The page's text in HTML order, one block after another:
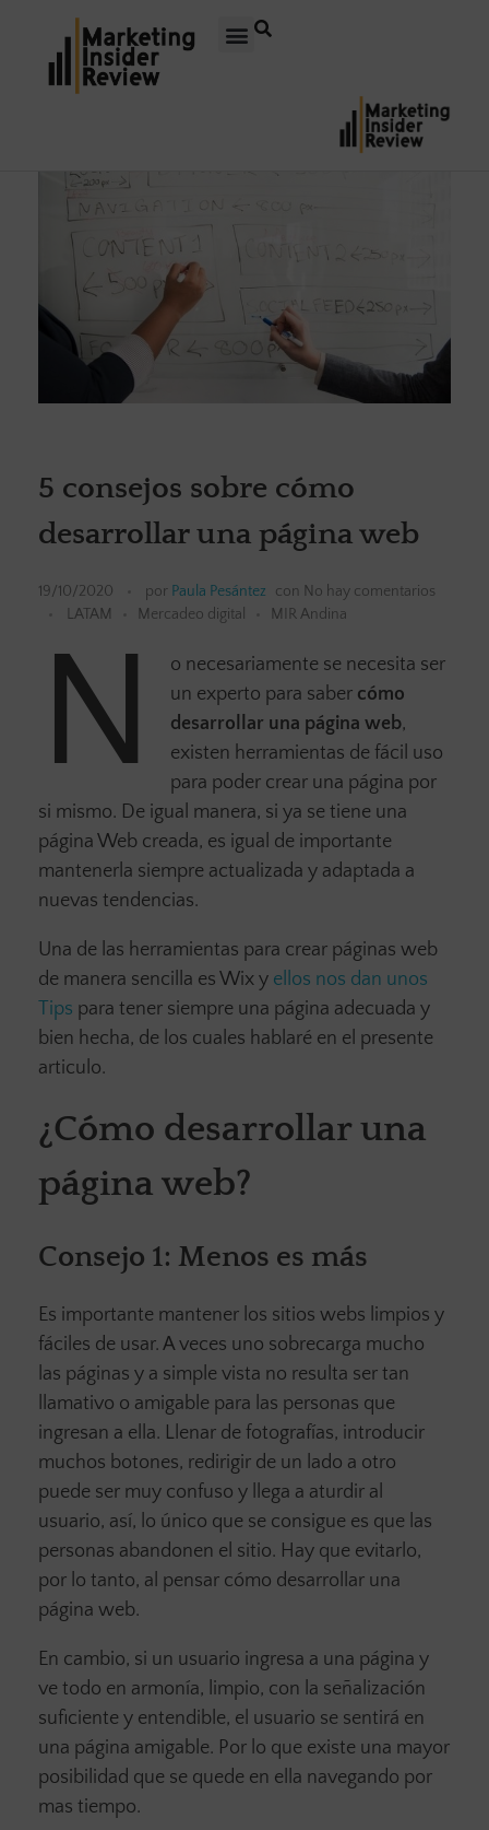
5 consejos sobre cómo
desarrollar una página web
19/10/2020 por Paula Pesántez con No hay comentarios
LATAM
Mercadeo digital MIR Andina
N
o necesariamente se necesita ser
un experto para saber cómo
desarrollar una página web,
existen herramientas de fácil uso
para poder crear una página por
si mismo. De igual manera, si ya se tiene una
página Web creada, es igual de importante
mantenerla siempre actualizada y adaptada a
nuevas tendencias.
Una de las herramientas para crear páginas web
de manera sencilla es Wix y ellos nos dan unos
Tips para tener siempre una página adecuada y
bien hecha, de los cuales hablaré en el presente
articulo.
¿Cómo desarrollar una
página web?
Consejo 1: Menos es más
Es importante mantener los sitios webs limpios y
fáciles de usar. A veces uno sobrecarga mucho
las páginas y a simple vista no resulta ser tan
llamativo o amigable para las personas que
ingresan a ella. Llenar de fotografías, introducir
muchos botones, redirigir de un lado a otro
puede ser muy confuso y llega a aturdir al
usuario, así, lo único que se consigue es que las
personas abandonen el sitio. Hay que evitarlo,
por lo tanto, al pensar cómo desarrollar una
página web.
En cambio, si un usuario ingresa a una página y
ve todo en armonía, limpio, con la señalización
suficiente y entendible, el usuario se sentirá en
una página amigable. Por lo que existe una mayor
posibilidad que se quede en ella navegando por
mas tiempo.